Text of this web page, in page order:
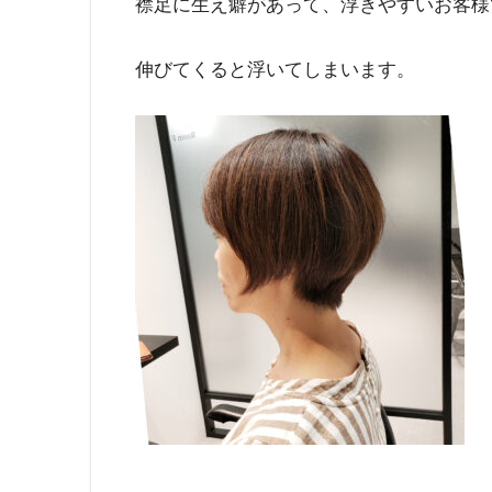
襟足に生え癖があって、浮きやすいお客
伸びてくると浮いてしまいます。